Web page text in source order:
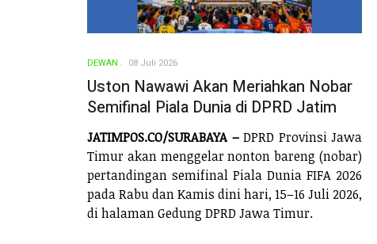
DEWAN 08 Juli 2026
Uston Nawawi Akan Meriahkan Nobar
Semifinal Piala Dunia di DPRD Jatim
JATIMPOS.CO/SURABAYA –DPRD Provinsi Jawa
Timur akan menggelar nonton bareng (nobar)
pertandingan semifinal Piala Dunia FIFA 2026
pada Rabu dan Kamis dini hari, 15–16 Juli 2026,
di halaman Gedung DPRD Jawa Timur.